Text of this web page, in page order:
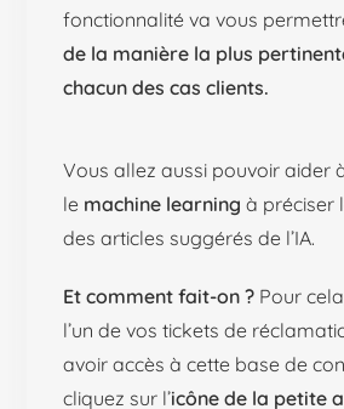
fonctionnalité va vous
de la manière la plus
chacun des cas clients.
Vous allez aussi pouvoir aider
le machine learning à préciser
des articles suggérés de l’IA.
Et comment fait-on ? Pour
l’un de vos tickets de
avoir accès à cette base de
cliquez sur l’icône de la petite